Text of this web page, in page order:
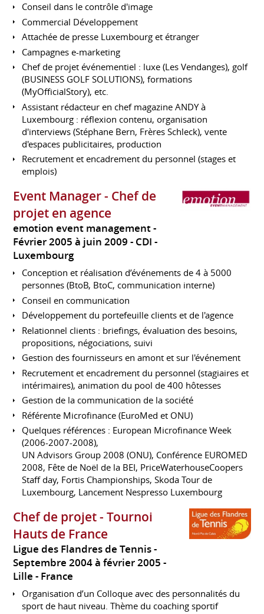
Conseil dans le contrôle d'image
Commercial Développement
Attachée de presse Luxembourg et étranger
Campagnes e-marketing
Chef de projet événementiel : luxe (Les Vendanges), golf
(BUSINESS GOLF SOLUTIONS), formations
(MyOfficialStory), etc.
Assistant rédacteur en chef magazine ANDY à
Luxembourg : réflexion contenu, organisation
d'interviews (Stéphane Bern, Frères Schleck), vente
d'espaces publicitaires, production
Recrutement et encadrement du personnel (stages et
emplois)
Event Manager - Chef de
projet en agence
emotion event management
Février 2005 à juin 2009 CDI
Luxembourg
Conception et réalisation d’événements de 4 à 5000
personnes (BtoB, BtoC, communication interne)
Conseil en communication
Développement du portefeuille clients et de l'agence
Relationnel clients : briefings, évaluation des besoins,
propositions, négociations, suivi
Gestion des fournisseurs en amont et sur l'événement
Recrutement et encadrement du personnel (stagiaires et
intérimaires), animation du pool de 400 hôtesses
Gestion de la communication de la société
Référente Microfinance (EuroMed et ONU)
Quelques références : European Microfinance Week
(2006-2007-2008),
UN Advisors Group 2008 (ONU), Conférence EUROMED
2008, Fête de Noël de la BEI, PriceWaterhouseCoopers
Staff day, Fortis Championships, Skoda Tour de
Luxembourg, Lancement Nespresso Luxembourg
Chef de projet - Tournoi
Hauts de France
Ligue des Flandres de Tennis
Septembre 2004 à février 2005
Lille
France
Organisation d’un Colloque avec des personnalités du
sport de haut niveau. Thème du coaching sportif